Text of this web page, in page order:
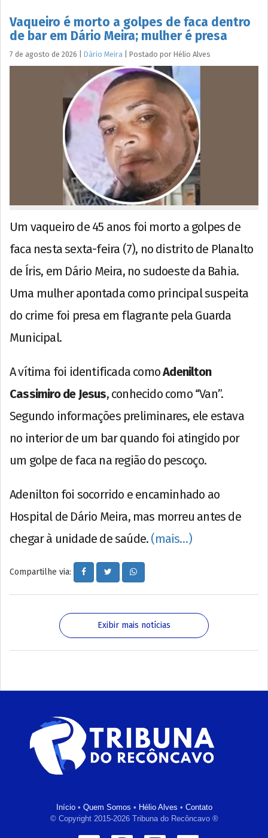
Vaqueiro é morto a golpes de faca dentro
de bar em Dário Meira; mulher é presa
7 de agosto de 2026 Dário Meira Postado por Hélio Alves
Um vaqueiro de 45 anos foi morto a golpes de
faca nesta sexta-feira (7), no distrito de Planalto
de Íris, em Dário Meira, no sudoeste da Bahia.
Uma mulher apontada como principal suspeita
do crime foi presa em flagrante pela Guarda
Municipal.
A vítima foi identificada comoAdenilton
Cassimiro de Jesus, conhecido como “Van”.
Segundo informações preliminares, ele estava
no interior de um bar quando foi atingido por
um golpe de faca na região do pescoço.
Adenilton foi socorrido e encaminhado ao
Hospital de Dário Meira, mas morreu antes de
chegar à unidade de saúde. (mais…)
Compartilhe via:
Exibir mais notícias
Início• Quem Somos • Hélio Alves • Contato
© Copyright 2015-2026 Tribuna do Recôncavo ®